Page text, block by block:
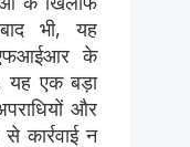
भी, यह
के
यह एक बड़ा
और
कार्रवाई न